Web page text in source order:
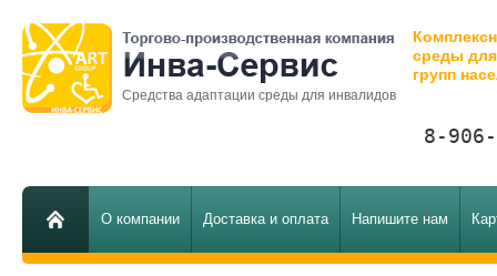
Средства адаптации среды для инвалидов
среды
групп
8-
О компании Доставка и оплата Напишите нам